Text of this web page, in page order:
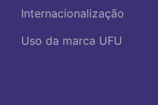
Internacionalização
Uso da marca UFU